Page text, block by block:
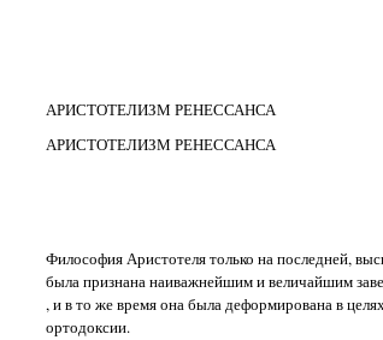
АРИСТОТЕЛИЗМ РЕНЕССАНСА
АРИСТОТЕЛИЗМ РЕНЕССАНСА
Философия Аристотеля только на последней,
была признана наиважнейшим и величайшим
, и в то же время она была деформирована в
ортодоксии.